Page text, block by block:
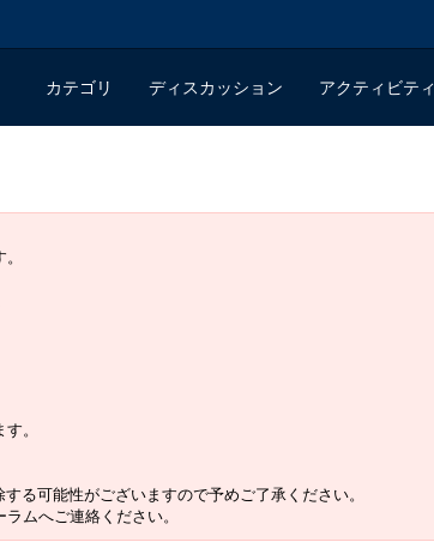
カテゴリ ディスカッション アクティビティ
。
る可能性がございますので予めご了承ください。
ムへご連絡ください。